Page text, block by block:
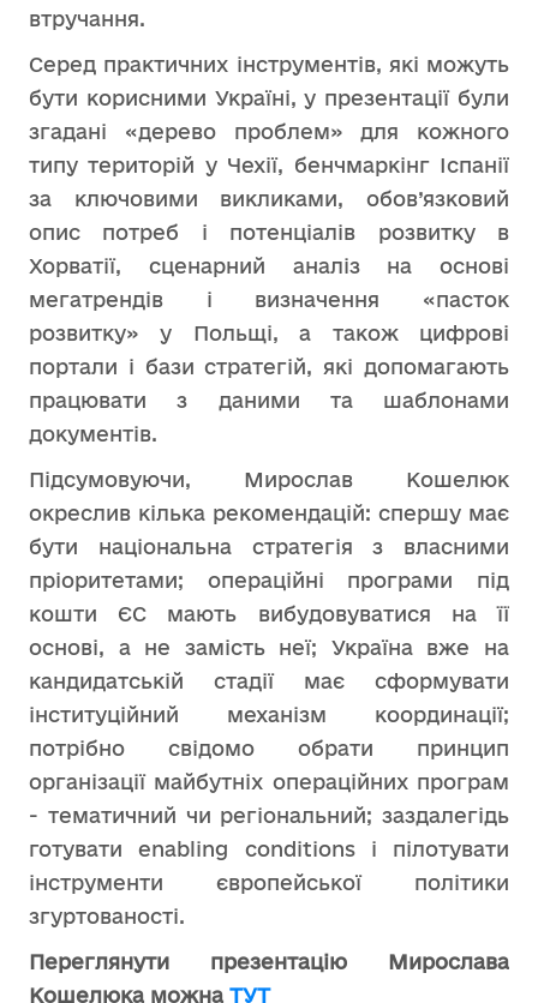
втручання.
Серед практичних інструментів, які можуть
бути корисними Україні, у презентації були
згадані «дерево проблем» для кожного
типу територій у Чехії, бенчмаркінг Іспанії
за ключовими викликами, обов’язковий
опис потреб і потенціалів розвитку в
Хорватії, сценарний аналіз на основі
мегатрендів і визначення «пасток
розвитку» у Польщі, а також цифрові
портали і бази стратегій, які допомагають
працювати з даними та шаблонами
документів.
Підсумовуючи, Мирослав Кошелюк
окреслив кілька рекомендацій: спершу має
бути національна стратегія з власними
пріоритетами; операційні програми під
кошти ЄС мають вибудовуватися на її
основі, а не замість неї; Україна вже на
кандидатській стадії має сформувати
інституційний механізм координації;
потрібно свідомо обрати принцип
організації майбутніх операційних програм
- тематичний чи регіональний; заздалегідь
готувати enabling conditions і пілотувати
інструменти європейської політики
згуртованості.
Переглянути презентацію Мирослава
Кошелюка можна ТУТ